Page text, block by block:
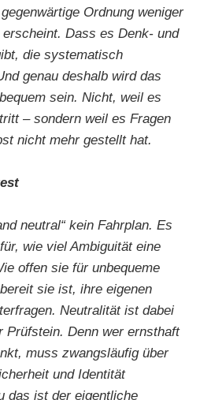
Ordnung weniger
Dass es Denk- und
die systematisch
genau deshalb wird das
sein. Nicht, weil es
– sondern weil es Fragen
nicht mehr gestellt hat.
neutral“ kein Fahrplan. Es
wie viel Ambiguität eine
offen sie für unbequeme
sie ist, ihre eigenen
Neutralität ist dabei
Prüfstein. Denn wer ernsthaft
muss zwangsläufig über
und Identität
das ist der eigentliche